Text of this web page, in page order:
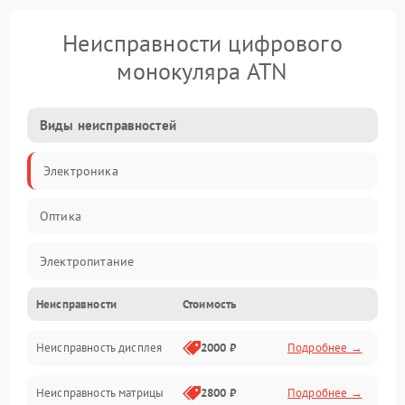
Неисправности цифрового
монокуляра ATN
Виды неисправностей
Электроника
Оптика
Электропитание
Видео
ПО
Управление
Неисправности Стоимость
Неисправность дисплея 2000 ₽ Подробнее →
Неисправность матрицы 2800 ₽ Подробнее →